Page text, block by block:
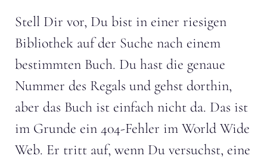
Stell Dir vor, Du bist in einer riesigen
Bibliothek auf der Suche nach einem
bestimmten Buch. Du hast die genaue
Nummer des Regals und gehst dorthin,
aber das Buch ist einfach nicht da. Das ist
im Grunde ein 404-Fehler im World Wide
Web. Er tritt auf, wenn Du versuchst, eine